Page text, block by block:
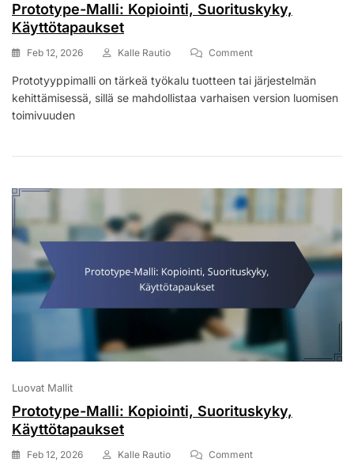
Prototype-Malli: Kopiointi, Suorituskyky,
Käyttötapaukset
Feb 12, 2026 Kalle Rautio CommentOn
Malli:
Kopiointi,
Prototyyppimalli on tärkeä työkalu tuotteen tai järjestelmän
kehittämisessä, sillä se mahdollistaa varhaisen version luomisen
toimivuuden
Luovat Mallit
Prototype-Malli: Kopiointi, Suorituskyky,
Käyttötapaukset
Feb 12, 2026 Kalle Rautio CommentOn